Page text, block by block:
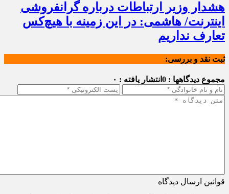
هشدار وزیر ارتباطات درباره گرانفروشی
اینترنت/ هاشمی: در این زمینه با هیچ‌کس
تعارف نداریم
ثبت نقد و بررسی:
مجموع دیدگاهها : 0 انتشار یافته : ۰
قوانین ارسال دیدگاه